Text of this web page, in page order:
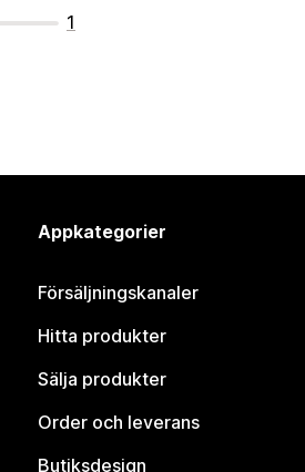
1
Appkategorier
Försäljningskanaler
Hitta produkter
Sälja produkter
Order och leverans
Butiksdesign